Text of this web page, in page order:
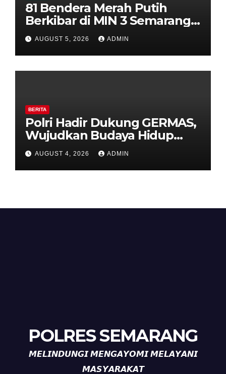
81 Bendera Merah Putih
Berkibar di MIN 3 Semarang,
Bhabinkamtibmas Desa
Timpik Hadiri Peringatan
HUT ke-81 Kemerdekaan RI
AUGUST 5, 2026 ADMIN
BERITA
Polri Hadir Dukung GERMAS,
Wujudkan Budaya Hidup
Sehat di Kecamatan Pabelan
AUGUST 4, 2026 ADMIN
POLRES SEMARANG
𝙈𝙀𝙇𝙄𝙉𝘿𝙐𝙉𝙂𝙄 𝙈𝙀𝙉𝙂𝘼𝙔𝙊𝙈𝙄 𝙈𝙀𝙇𝘼𝙔𝘼𝙉𝙄
𝙈𝘼𝙎𝙔𝘼𝙍𝘼𝙆𝘼𝙏